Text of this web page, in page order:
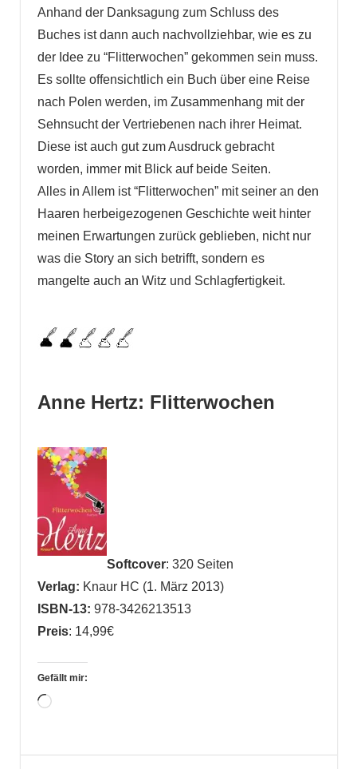
Anhand der Danksagung zum Schluss des
Buches ist dann auch nachvollziehbar, wie es zu
der Idee zu “Flitterwochen” gekommen sein muss.
Es sollte offensichtlich ein Buch über eine Reise
nach Polen werden, im Zusammenhang mit der
Sehnsucht der Vertriebenen nach ihrer Heimat.
Diese ist auch gut zum Ausdruck gebracht
worden, immer mit Blick auf beide Seiten.
Alles in Allem ist “Flitterwochen” mit seiner an den
Haaren herbeigezogenen Geschichte weit hinter
meinen Erwartungen zurück geblieben, nicht nur
was die Story an sich betrifft, sondern es
mangelte auch an Witz und Schlagfertigkeit.
Anne Hertz: Flitterwochen
Softcover: 320 Seiten
Verlag: Knaur HC (1. März 2013)
ISBN-13: 978-3426213513
Preis: 14,99€
Gefällt mir:
Wird